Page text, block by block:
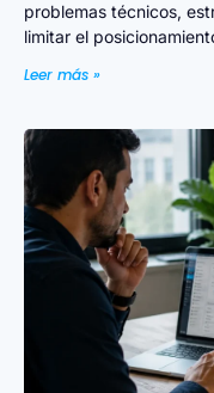
problemas técnicos,
limitar el
Leer más »